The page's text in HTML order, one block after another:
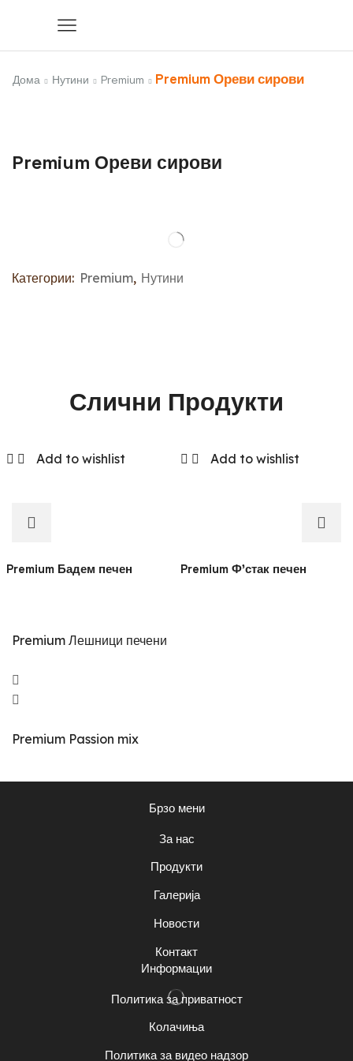
Дома Нутини Premium Premium Ореви сирови
Premium Ореви сирови
Категории: Premium, Нутини
Слични Продукти
Add to wishlist
Premium Бадем печен
Add to wishlist
Premium Ф’стак печен
Premium Лешници печени
Premium Passion mix
Брзо мени
За нас
Продукти
Галерија
Новости
Контакт
Информации
Политика за приватност
Колачиња
Политика за видео надзор